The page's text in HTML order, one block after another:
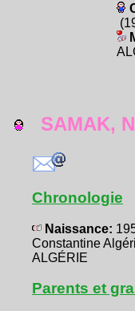
SAMAK,
Chronologie
Naissance:
Constantine
ALGÉRIE
Parents et